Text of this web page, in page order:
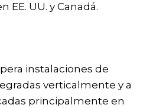
EE. UU. y Canadá.
instalaciones de
verticalmente y a
principalmente en